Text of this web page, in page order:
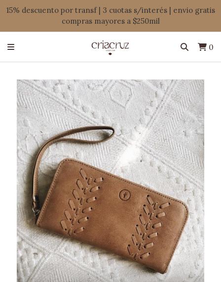
15% descuento por transf | 3 cuotas s/interés | envio gratis
compras mayores a $250mil
0